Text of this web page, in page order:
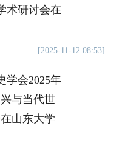
术研讨会在
[2025-11-12 08:53]
学会2025年
与当代世
山东大学